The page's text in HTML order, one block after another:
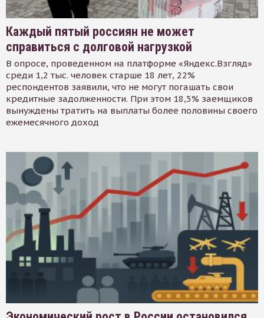
Каждый пятый россиян не может
справиться с долговой нагрузкой
В опросе, проведенном на платформе «Яндекс.Взгляд»
среди 1,2 тыс. человек старше 18 лет, 22%
респондентов заявили, что не могут погашать свои
кредитные задолженности. При этом 18,5% заемщиков
вынуждены тратить на выплаты более половины своего
ежемесячного доход